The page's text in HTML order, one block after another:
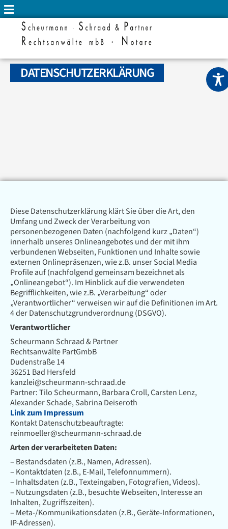
DATENSCHUTZERKLÄRUNG
Diese Datenschutzerklärung klärt Sie über die Art, den
Umfang und Zweck der Verarbeitung von
personenbezogenen Daten (nachfolgend kurz „Daten“)
innerhalb unseres Onlineangebotes und der mit ihm
verbundenen Webseiten, Funktionen und Inhalte sowie
externen Onlinepräsenzen, wie z.B. unser Social Media
Profile auf (nachfolgend gemeinsam bezeichnet als
„Onlineangebot“). Im Hinblick auf die verwendeten
Begrifflichkeiten, wie z.B. „Verarbeitung“ oder
„Verantwortlicher“ verweisen wir auf die Definitionen im Art.
4 der Datenschutzgrundverordnung (DSGVO).
Verantwortlicher
Scheurmann Schraad & Partner
Rechtsanwälte PartGmbB
Dudenstraße 14
36251 Bad Hersfeld
kanzlei@scheurmann-schraad.de
Partner: Tilo Scheurmann, Barbara Croll, Carsten Lenz,
Alexander Schade, Sabrina Deiseroth
Link zum Impressum
Kontakt Datenschutzbeauftragte:
reinmoeller@scheurmann-schraad.de
Arten der verarbeiteten Daten:
– Bestandsdaten (z.B., Namen, Adressen).
– Kontaktdaten (z.B., E-Mail, Telefonnummern).
– Inhaltsdaten (z.B., Texteingaben, Fotografien, Videos).
– Nutzungsdaten (z.B., besuchte Webseiten, Interesse an
Inhalten, Zugriffszeiten).
– Meta-/Kommunikationsdaten (z.B., Geräte-Informationen,
IP-Adressen).